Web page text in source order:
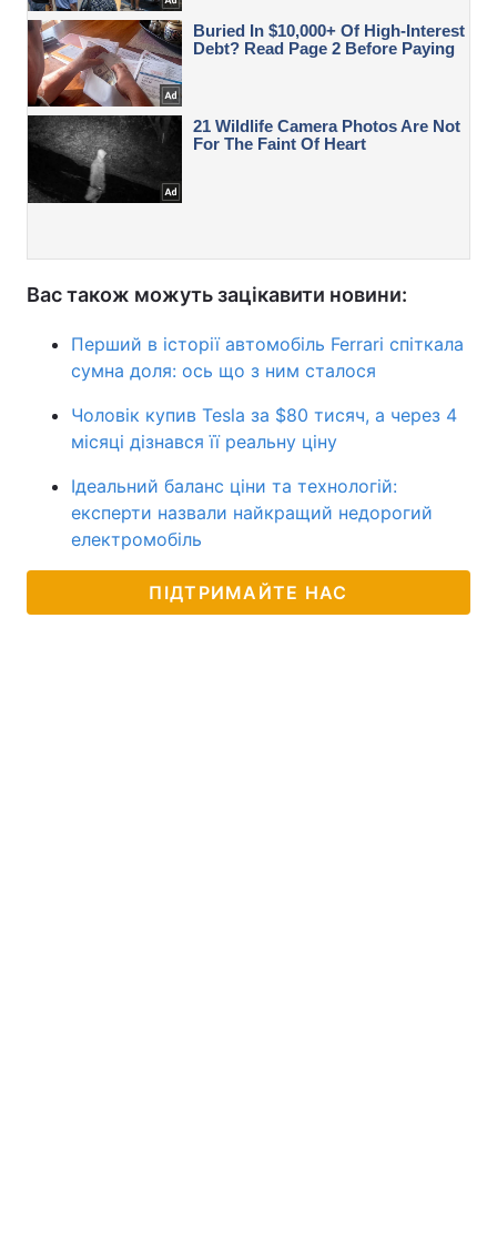
Вас також можуть зацікавити новини:
Перший в історії автомобіль Ferrari спіткала
сумна доля: ось що з ним сталося
Чоловік купив Tesla за $80 тисяч, а через 4
місяці дізнався її реальну ціну
Ідеальний баланс ціни та технологій:
експерти назвали найкращий недорогий
електромобіль
ПІДТРИМАЙТЕ НАС